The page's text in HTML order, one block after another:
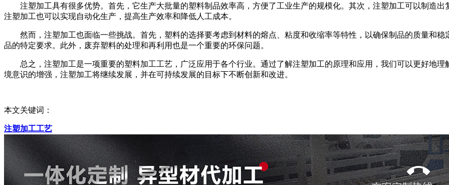
注塑加工具有很多优势。首先，它生产大批量的塑料制品效率高，方便了工业生产的规模化。其次，注塑加工可以制造出
注塑加工也可以实现自动化生产，提高生产效率和降低人工成本。
然而，注塑加工也面临一些挑战。首先，塑料的选择要考虑到材料的熔点、粘度和收缩率等特性，以确保制品的质量和稳
品的特定要求。此外，废弃塑料的处理和再利用也是一个重要的环保问题。
总之，注塑加工是一项重要的塑料加工工艺，广泛应用于各个行业。通过了解注塑加工的原理和应用，我们可以更好地理
境意识的增强，注塑加工将继续发展，并在可持续发展的目标下不断创新和改进。
本文关键词：
注塑加工工艺